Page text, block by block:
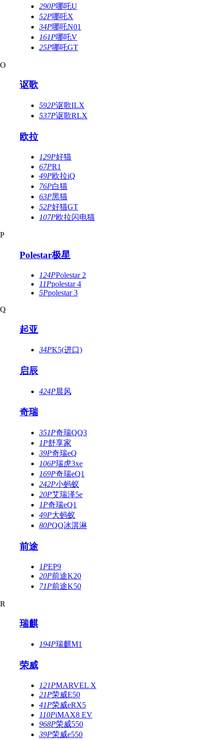
290P哪吒U
52P哪吒X
34P哪吒N01
161P哪吒V
25P哪吒GT
O
讴歌
592P讴歌ILX
537P讴歌RLX
欧拉
129P好猫
67PR1
49P欧拉iQ
76P白猫
63P黑猫
52P好猫GT
107P欧拉闪电猫
P
Polestar极星
124PPolestar 2
11Ppolestar 4
5Ppolestar 3
Q
起亚
34PK5(进口)
启辰
424P晨风
奇瑞
351P奇瑞QQ3
1P舒享家
39P奇瑞eQ
106P瑞虎3xe
169P奇瑞eQ1
242P小蚂蚁
20P艾瑞泽5e
1P奇瑞eQ1
49P大蚂蚁
80PQQ冰淇淋
前途
1PEP9
20P前途K20
71P前途K50
R
瑞麒
194P瑞麒M1
荣威
121PMARVEL X
21P荣威E50
41P荣威eRX5
110PiMAX8 EV
968P荣威550
39P荣威e550